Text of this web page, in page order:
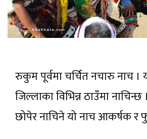
रुकुम पूर्वमा चर्चित नचारु नाच ।
जिल्लाका विभिन्न ठाउँमा
छोपेर नाचिने यो नाच आकर्षक र